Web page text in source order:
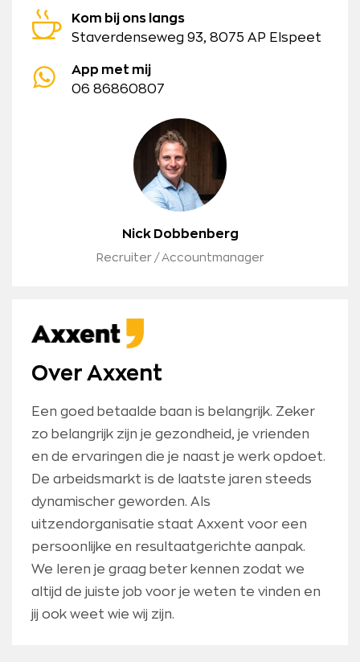
Kom bij ons langs
Staverdenseweg 93, 8075 AP Elspeet
App met mij
06 86860807
Nick Dobbenberg
Recruiter / Accountmanager
Over Axxent
Een goed betaalde baan is belangrijk. Zeker
zo belangrijk zijn je gezondheid, je vrienden
en de ervaringen die je naast je werk opdoet.
De arbeidsmarkt is de laatste jaren steeds
dynamischer geworden. Als
uitzendorganisatie staat Axxent voor een
persoonlijke en resultaatgerichte aanpak.
We leren je graag beter kennen zodat we
altijd de juiste job voor je weten te vinden en
jij ook weet wie wij zijn.